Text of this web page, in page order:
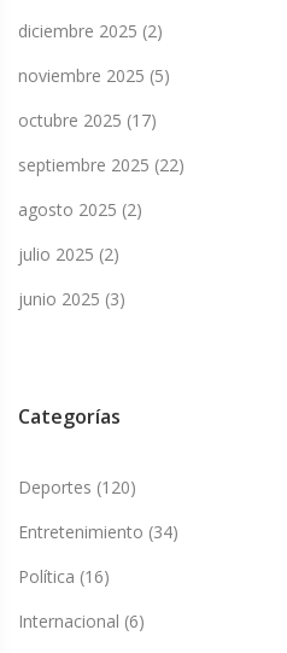
diciembre 2025 (2)
noviembre 2025 (5)
octubre 2025 (17)
septiembre 2025 (22)
agosto 2025 (2)
julio 2025 (2)
junio 2025 (3)
Categorías
Deportes (120)
Entretenimiento (34)
Política (16)
Internacional (6)